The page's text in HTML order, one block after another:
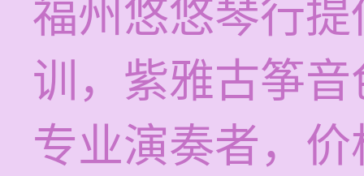
福州悠悠琴行
训，紫雅古筝
专业演奏者，